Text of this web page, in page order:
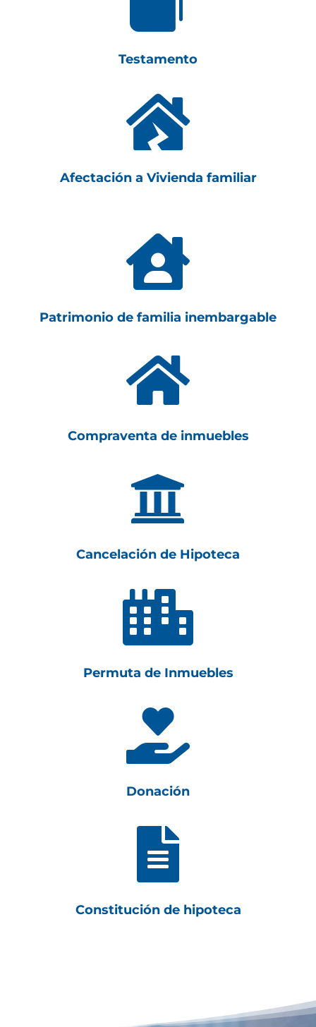
Testamento

Afectación a Vivienda familiar

Patrimonio de familia inembargable

Compraventa de inmuebles

Cancelación de Hipoteca

Permuta de Inmuebles

Donación

Constitución de hipoteca